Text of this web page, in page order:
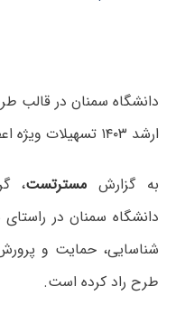
دانشگاه سمنان در قالب
ارشد ۱۴۰۳ تسهیلات ویژه اعطا می کند.
به گزارش مسترتست،
دانشگاه سمنان در
شناسایی، حمایت و
طرح راد کرده است.